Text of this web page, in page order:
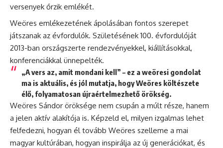
versenyek őrzik emlékét.
Weöres emlékezetének ápolásában fontos szerepet
játszanak az évfordulók. Születésének 100. évfordulóját
2013-ban országszerte rendezvényekkel, kiállításokkal,
konferenciákkal ünnepelték.
„A vers az, amit mondani kell” – ez a weöresi gondolat
ma is aktuális, és jól mutatja, hogy Weöres költészete
élő, folyamatosan újraértelmezhető örökség.
Weöres Sándor öröksége nem csupán a múlt része, hanem
a jelen aktív alakítója is. Képzeld el, milyen izgalmas lehet
felfedezni, hogyan él tovább Weöres szelleme a mai
magyar kultúrában, hogyan inspirálja az új generációkat, és